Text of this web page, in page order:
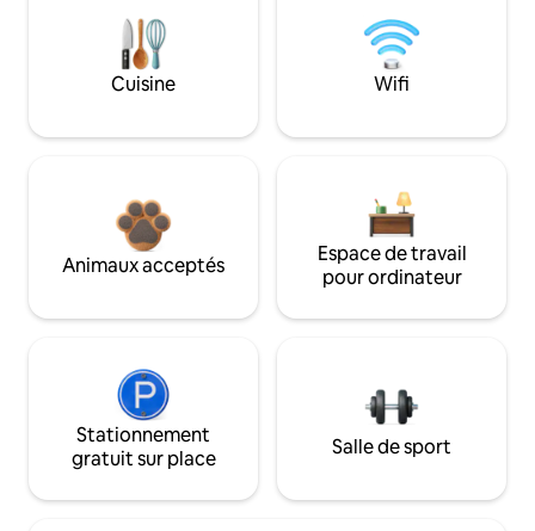
Cuisine Wifi
Animaux acceptés
Espace de travail
pour ordinateur
Stationnement
gratuit sur place
Salle de sport